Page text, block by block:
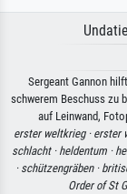
Sergeant Gannon
schwerem Beschuss zu
auf Leinwand,
erster weltkrieg · erster
schlacht · heldentum ·
· schützengräben ·
Order of St